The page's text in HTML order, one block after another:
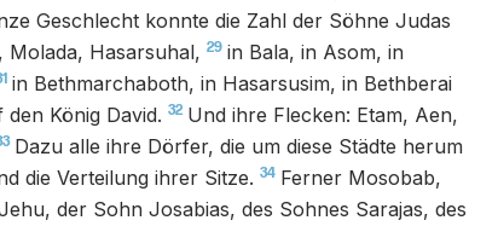
Geschlecht konnte die Zahl der Söhne Judas
Molada, Hasarsuhal, 29 in Bala, in Asom, in
in Bethmarchaboth, in Hasarsusim, in Bethberai
König David. 32 Und ihre Flecken: Etam, Aen,
Dazu alle ihre Dörfer, die um diese Städte herum
die Verteilung ihrer Sitze. 34 Ferner Mosobab,
der Sohn Josabias, des Sohnes Sarajas, des